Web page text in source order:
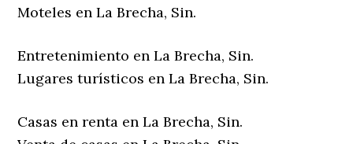
Moteles en La Brecha, Sin.
Entretenimiento en La Brecha, Sin.
Lugares turísticos en La Brecha, Sin.
Casas en renta en La Brecha, Sin.